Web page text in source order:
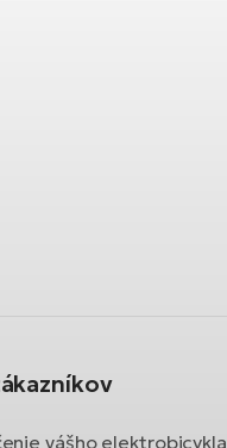
vášho elektrobicykla